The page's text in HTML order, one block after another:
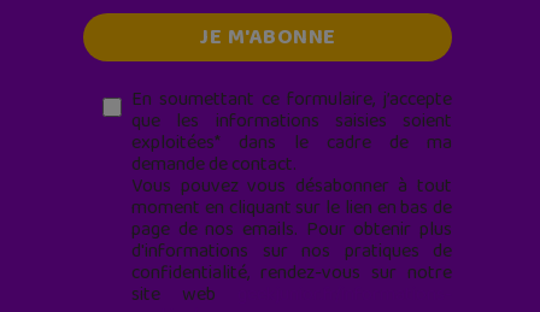
En soumettant ce formulaire, j’accepte
que les informations saisies soient
exploitées* dans le cadre de ma
demande de contact.
Vous pouvez vous désabonner à tout
moment en cliquant sur le lien en bas de
page de nos emails. Pour obtenir plus
d'informations sur nos pratiques de
confidentialité, rendez-vous sur notre
site web